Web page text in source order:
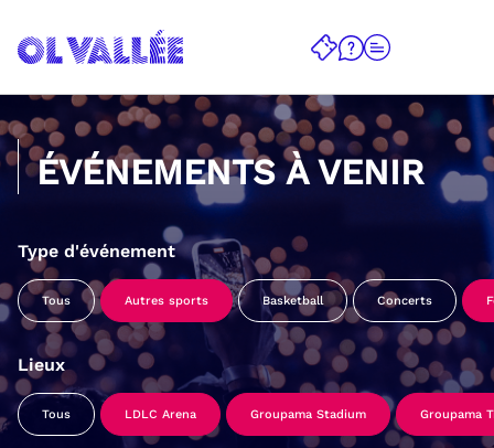
ÉVÉNEMENTS À VENIR
Type d'événement
Tous Autres sports Basketball Concerts
Lieux
Tous LDLC Arena Groupama Stadium Groupama